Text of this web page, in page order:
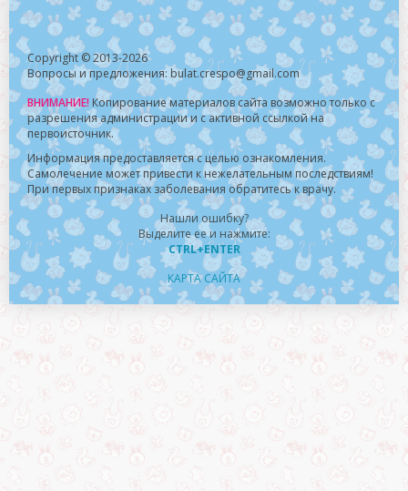
Copyright © 2013-2026
Вопросы и предложения: bulat.crespo@gmail.com
ВНИМАНИЕ! Копирование материалов сайта возможно только с
разрешения администрации и с активной ссылкой на
первоисточник.
Информация предоставляется с целью ознакомления.
Самолечение может привести к нежелательным последствиям!
При первых признаках заболевания обратитесь к врачу.
Нашли ошибку?
Выделите ее и нажмите:
CTRL+ENTER
КАРТА САЙТА